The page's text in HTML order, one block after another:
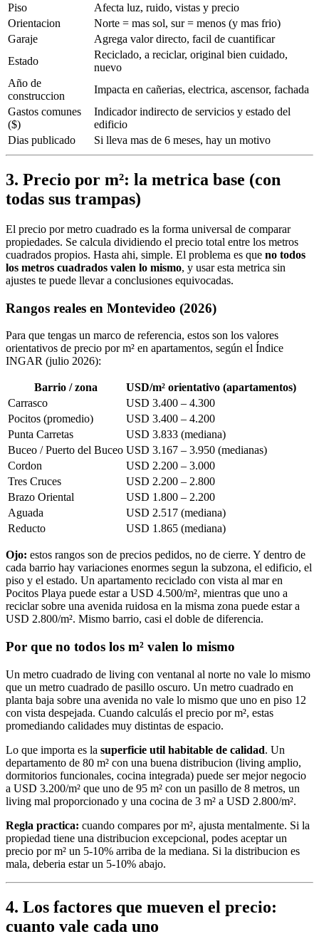
Piso
Afecta luz, ruido, vistas y precio
Orientacion
Norte = mas sol, sur = menos (y mas frio)
Garaje
Agrega valor directo, facil de cuantificar
Estado
Reciclado, a reciclar, original bien cuidado,
nuevo
Año de
construccion
Impacta en cañerias, electrica, ascensor, fachada
Gastos comunes
($)
Indicador indirecto de servicios y estado del
edificio
Dias publicado
Si lleva mas de 6 meses, hay un motivo
3. Precio por m²: la metrica base (con
todas sus trampas)
El precio por metro cuadrado es la forma universal de comparar
propiedades. Se calcula dividiendo el precio total entre los metros
cuadrados propios. Hasta ahi, simple. El problema es que no todos
los metros cuadrados valen lo mismo, y usar esta metrica sin
ajustes te puede llevar a conclusiones equivocadas.
Rangos reales en Montevideo (2026)
Para que tengas un marco de referencia, estos son los valores
orientativos de precio por m² en apartamentos, según el Índice
INGAR (julio 2026):
Barrio / zona
USD/m² orientativo (apartamentos)
Carrasco
USD 3.400 – 4.300
Pocitos (promedio)
USD 3.400 – 4.200
Punta Carretas
USD 3.833 (mediana)
Buceo / Puerto del Buceo USD 3.167 – 3.950 (medianas)
Cordon
USD 2.200 – 3.000
Tres Cruces
USD 2.200 – 2.800
Brazo Oriental
USD 1.800 – 2.200
Aguada
USD 2.517 (mediana)
Reducto
USD 1.865 (mediana)
Ojo: estos rangos son de precios pedidos, no de cierre. Y dentro de
cada barrio hay variaciones enormes segun la subzona, el edificio, el
piso y el estado. Un apartamento reciclado con vista al mar en
Pocitos Playa puede estar a USD 4.500/m², mientras que uno a
reciclar sobre una avenida ruidosa en la misma zona puede estar a
USD 2.800/m². Mismo barrio, casi el doble de diferencia.
Por que no todos los m² valen lo mismo
Un metro cuadrado de living con ventanal al norte no vale lo mismo
que un metro cuadrado de pasillo oscuro. Un metro cuadrado en
planta baja sobre una avenida no vale lo mismo que uno en piso 12
con vista despejada. Cuando calculás el precio por m², estas
promediando calidades muy distintas de espacio.
Lo que importa es la superficie util habitable de calidad. Un
departamento de 80 m² con una buena distribucion (living amplio,
dormitorios funcionales, cocina integrada) puede ser mejor negocio
a USD 3.200/m² que uno de 95 m² con un pasillo de 8 metros, un
living mal proporcionado y una cocina de 3 m² a USD 2.800/m².
Regla practica: cuando compares por m², ajusta mentalmente. Si la
propiedad tiene una distribucion excepcional, podes aceptar un
precio por m² un 5-10% arriba de la mediana. Si la distribucion es
mala, deberia estar un 5-10% abajo.
4. Los factores que mueven el precio:
cuanto vale cada uno